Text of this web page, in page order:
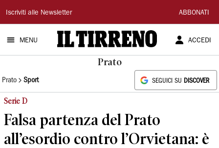
Il
Tirreno
Iscriviti alle Newsletter ABBONATI
MENU ACCEDI
Prato
Prato Sport SEGUICI SU DISCOVER
Serie D
Falsa partenza del Prato
all’esordio contro l’Orvietana: è